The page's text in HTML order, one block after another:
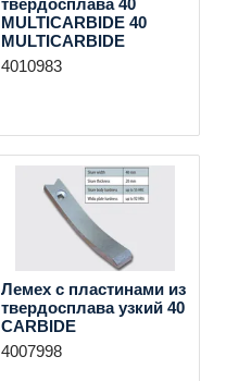
твердосплава 40
MULTICARBIDE 40
MULTICARBIDE
4010983
Лемех с пластинами из
твердосплава узкий 40
CARBIDE
4007998